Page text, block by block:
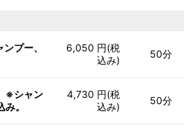
プー、
6,050 円(税
込み)
50分
※シャン
。
4,730 円(税
込み)
50分